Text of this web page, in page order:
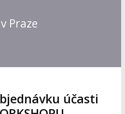
Praze
účasti